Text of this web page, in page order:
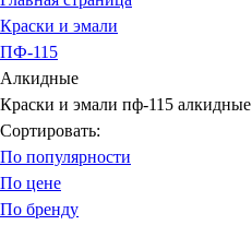
Краски и эмали
ПФ-115
Алкидные
Краски и эмали пф-115 алкидные
Сортировать:
По популярности
По цене
По бренду